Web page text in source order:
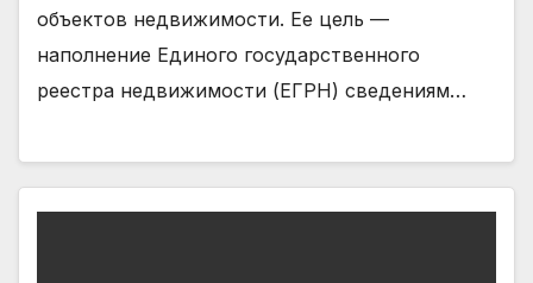
объектов недвижимости. Ее цель —
наполнение Единого государственного
реестра недвижимости (ЕГРН) сведениям…